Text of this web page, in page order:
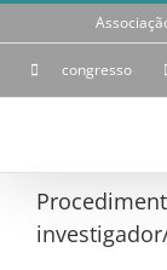
Skip
congresso